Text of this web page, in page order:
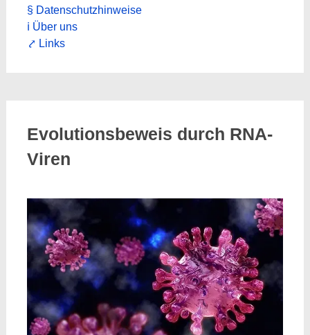
§ Datenschutzhinweise
ℹ Über uns
⤤ Links
Evolutionsbeweis durch RNA-
Viren